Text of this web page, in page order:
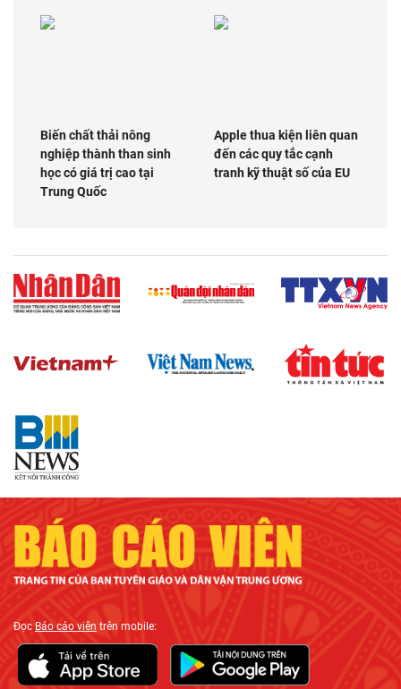
Biến chất thải nông
nghiệp thành than sinh
học có giá trị cao tại
Trung Quốc
Apple thua kiện liên quan
đến các quy tắc cạnh
tranh kỹ thuật số của EU
ĐọcBáo cáo viên trên mobile: